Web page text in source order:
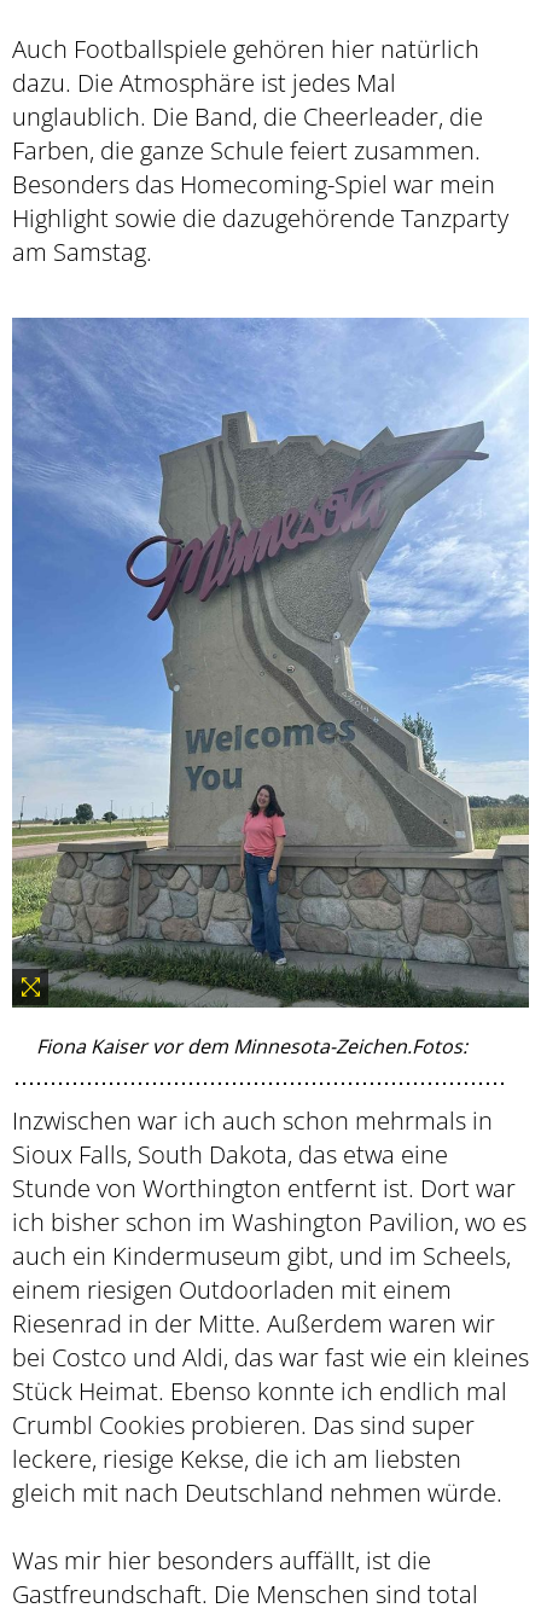
Auch Footballspiele gehören hier natürlich
dazu. Die Atmosphäre ist jedes Mal
unglaublich. Die Band, die Cheerleader, die
Farben, die ganze Schule feiert zusammen.
Besonders das Homecoming-Spiel war mein
Highlight sowie die dazugehörende Tanzparty
am Samstag.
Fiona Kaiser vor dem Minnesota-Zeichen.Fotos:
Inzwischen war ich auch schon mehrmals in
Sioux Falls, South Dakota, das etwa eine
Stunde von Worthington entfernt ist. Dort war
ich bisher schon im Washington Pavilion, wo es
auch ein Kindermuseum gibt, und im Scheels,
einem riesigen Outdoorladen mit einem
Riesenrad in der Mitte. Außerdem waren wir
bei Costco und Aldi, das war fast wie ein kleines
Stück Heimat. Ebenso konnte ich endlich mal
Crumbl Cookies probieren. Das sind super
leckere, riesige Kekse, die ich am liebsten
gleich mit nach Deutschland nehmen würde.
Was mir hier besonders auffällt, ist die
Gastfreundschaft. Die Menschen sind total